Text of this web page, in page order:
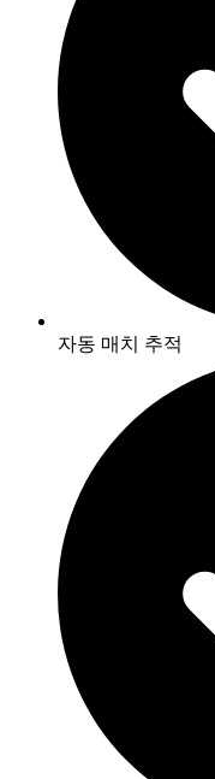
자동 매치 추적